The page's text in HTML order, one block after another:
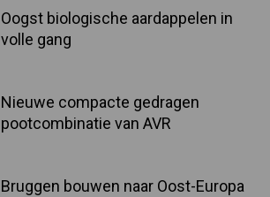
Oogst biologische aardappelen in
volle gang
Nieuwe compacte gedragen
pootcombinatie van AVR
Bruggen bouwen naar Oost-Europa